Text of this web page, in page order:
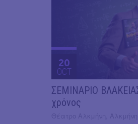
20
OCT
ΣΕΜΙΝΑΡΙΟ
χρόνος